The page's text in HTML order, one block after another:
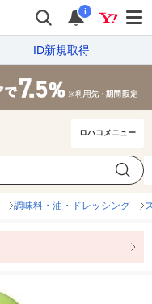
i
ID新規取得
ロハコメニュー
調味料・油・ドレッシング